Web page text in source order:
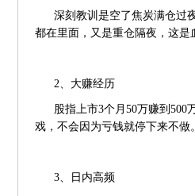
深刻教训是空了焦炭满仓过
都在里面，又是重仓隔夜，这是
2、大赚经历
股指上市3个月50万赚到
戏，不会因为亏钱就停下来不做
3、日内高频